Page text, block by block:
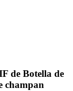
de Botella de
champan